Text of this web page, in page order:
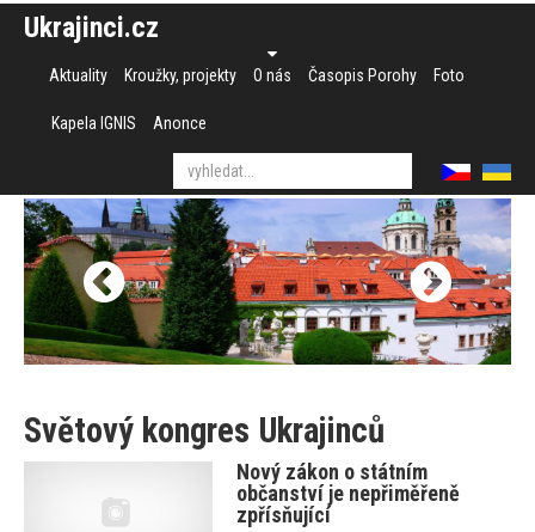
Ukrajinci.cz
Aktuality Kroužky, projekty O nás Časopis Porohy Foto
Kapela IGNIS Anonce
Světový kongres Ukrajinců
Nový zákon o státním
občanství je nepřiměřeně
zpřísňující